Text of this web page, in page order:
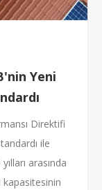
Yeni
Direktifi
ile
arasında
kapasitesinin